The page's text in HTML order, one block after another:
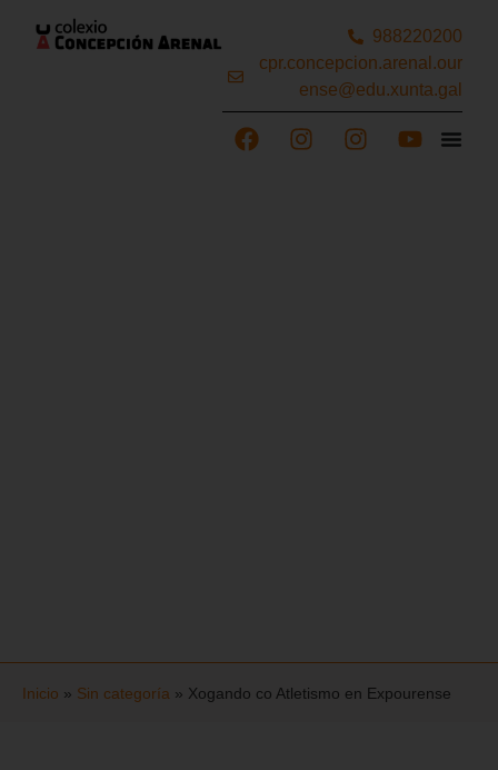
988220200
cpr.concepcion.arenal.our
ense@edu.xunta.gal
Inicio » Sin categoría » Xogando co Atletismo en Expourense